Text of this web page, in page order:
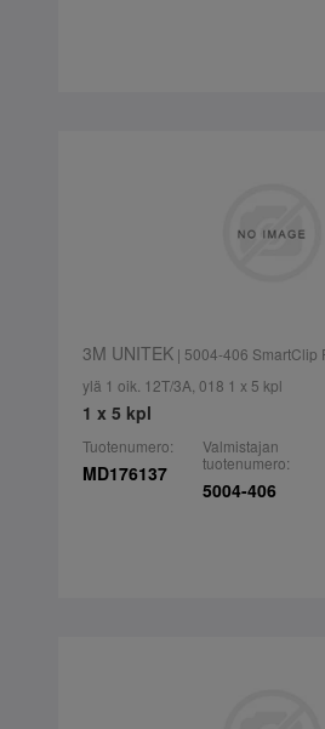
3M UNITEK| 5004-406 SmartClip
ylä 1 oik. 12T/3A, 018 1 x 5 kpl
1 x 5 kpl
Tuotenumero:
MD176137
Valmistajan
tuotenumero:
5004-406